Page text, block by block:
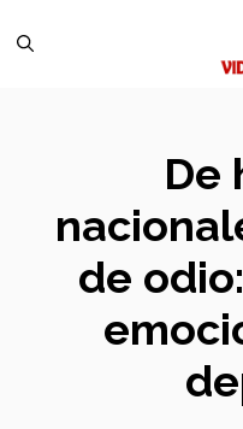
De
de